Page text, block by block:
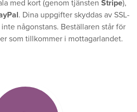
med kort (genom tjänsten Stripe),
. Dina uppgifter skyddas av SSL-
någonstans. Beställaren står för
som tillkommer i mottagarlandet.